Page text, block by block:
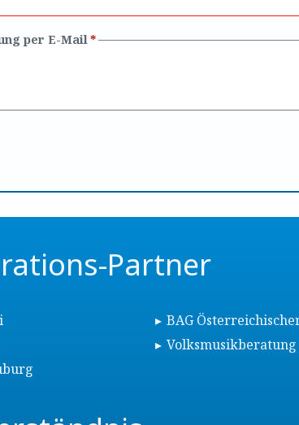
per E-Mail*
Partner
BAG
Volksmusikberatung